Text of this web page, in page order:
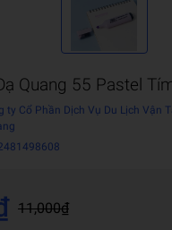
Quang 55 Pastel
ty Cổ Phần Dịch Vụ Du Lịch Vận
11,000₫